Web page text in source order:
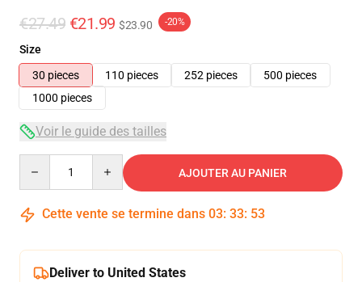
€27.49 €21.99 $23.90 -20%
Size
30 pieces
110 pieces 252 pieces
500 pieces
1000 pieces
Voir le guide des tailles
AJOUTER AU PANIER
Cette vente se termine dans 03: 33: 53
Deliver to United States